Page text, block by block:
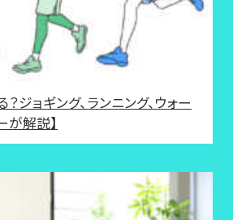
ジョギング、ランニング、ウォー
が解説】